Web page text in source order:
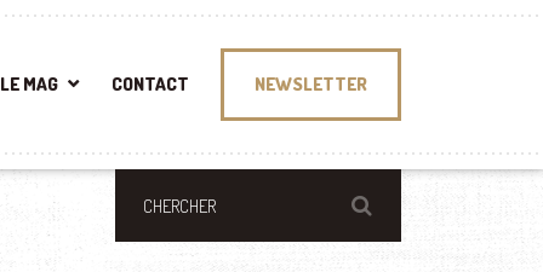
LE MAG CONTACT NEWSLETTER